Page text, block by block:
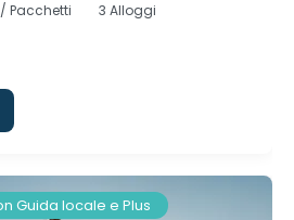
Pacchetti
3 Alloggi
Guida locale e Plus